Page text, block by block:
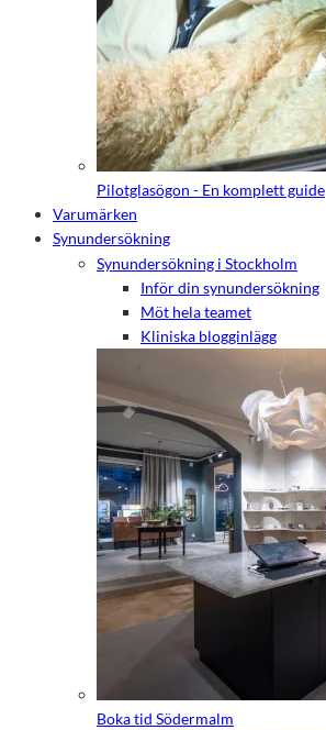
Pilotglasögon - En komplett guide
Varumärken
Synundersökning
Synundersökning i Stockholm
Inför din synundersökning
Möt hela teamet
Kliniska blogginlägg
Boka tid Södermalm